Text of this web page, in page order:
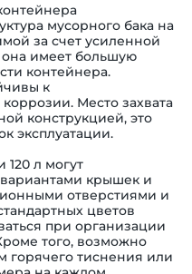
мусорного бака на
за счет усиленной
она имеет большую
контейнера.
к
Место захвата
конструкцией, это
эксплуатации.
120 л могут
крышек и
отверстиями и
цветов
при организации
того, возможно
горячего тиснения или